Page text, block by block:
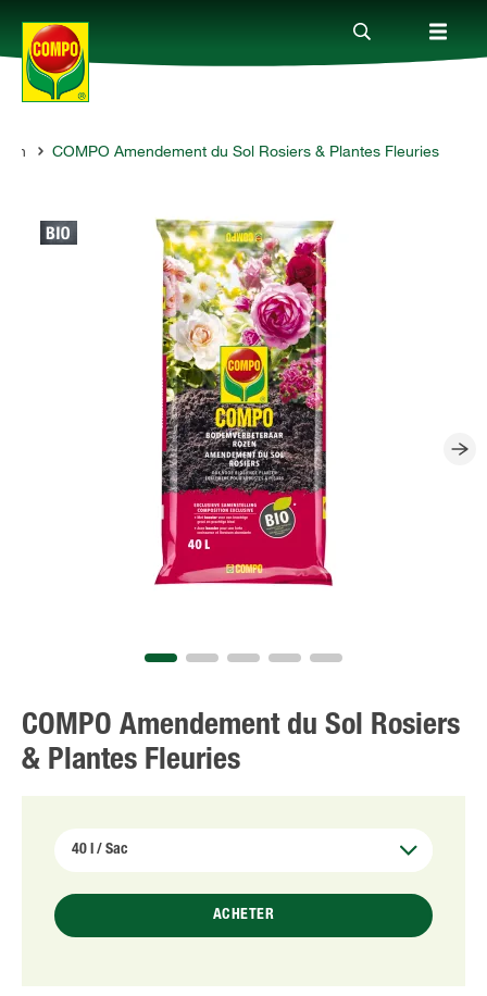
Produits
Conseil
Qui sommes-nous?
COMPO Amendement du Sol Rosiers & Plantes Fleuries
COMPO Amendement du Sol Rosiers
& Plantes Fleuries
ACHETER